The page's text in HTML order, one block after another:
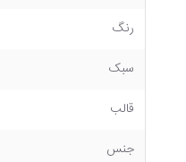
رنگ
سبک
قالب
جنس